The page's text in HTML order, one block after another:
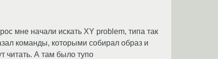
мне начали искать XY problem, типа так
команды, которыми собирал образ и
читать. А там было тупо